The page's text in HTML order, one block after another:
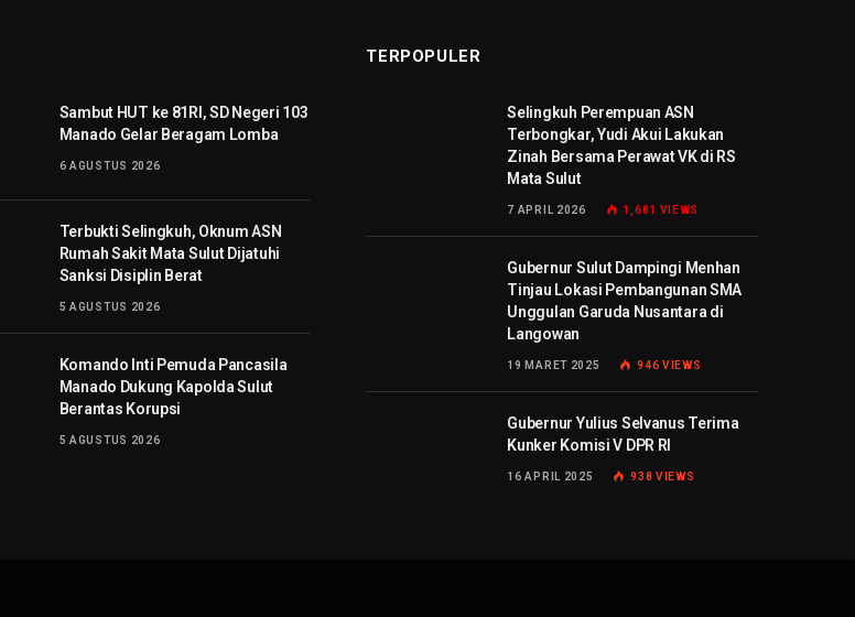
Sambut HUT ke 81RI, SD Negeri 103
Manado Gelar Beragam Lomba
6 AGUSTUS 2026
Terbukti Selingkuh, Oknum ASN
Rumah Sakit Mata Sulut Dijatuhi
Sanksi Disiplin Berat
5 AGUSTUS 2026
Komando Inti Pemuda Pancasila
Manado Dukung Kapolda Sulut
Berantas Korupsi
5 AGUSTUS 2026
TERPOPULER
Selingkuh Perempuan ASN
Terbongkar, Yudi Akui Lakukan
Zinah Bersama Perawat VK di RS
Mata Sulut
7 APRIL 2026 1,681 VIEWS
Gubernur Sulut Dampingi Menhan
Tinjau Lokasi Pembangunan SMA
Unggulan Garuda Nusantara di
Langowan
19 MARET 2025 946 VIEWS
Gubernur Yulius Selvanus Terima
Kunker Komisi V DPR RI
16 APRIL 2025 938 VIEWS